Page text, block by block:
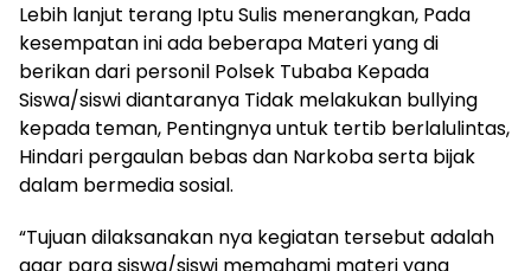
Lebih lanjut terang Iptu Sulis menerangkan, Pada
kesempatan ini ada beberapa Materi yang di
berikan dari personil Polsek Tubaba Kepada
Siswa/siswi diantaranya Tidak melakukan bullying
kepada teman, Pentingnya untuk tertib berlalulintas,
Hindari pergaulan bebas dan Narkoba serta bijak
dalam bermedia sosial.
“Tujuan dilaksanakan nya kegiatan tersebut adalah